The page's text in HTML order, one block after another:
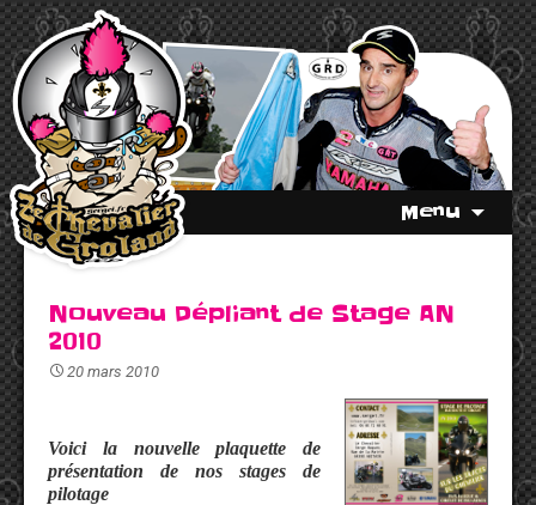
Menu
Nouveau Dépliant de Stage AN
2010
20 mars 2010
Voici la nouvelle plaquette de
présentation de nos stages de
pilotage